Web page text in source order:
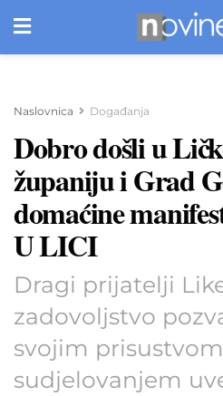
Naslovnica Događanja
Dobro došli u
županiju i Grad
domaćine
U LICI
Dragi prijatelji
zadovoljstvo
svojim
sudjelovanjem